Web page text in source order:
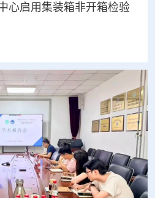
心启用集装箱非开箱检验